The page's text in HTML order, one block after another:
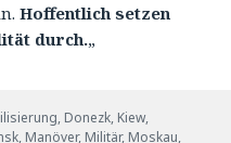
Hoffentlich setzen
durch.„
, Donezk, Kiew,
, Manöver, Militär, Moskau,